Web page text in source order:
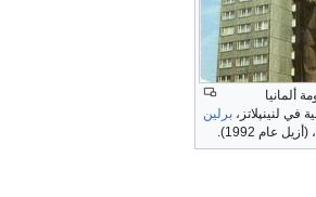
ألمانيا
في لنينپلاتز، برلين
، (أزيل عام 1992).